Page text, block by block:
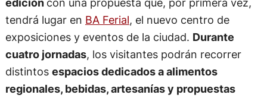
tendrá lugar en BA Ferial, el nuevo centro de
exposiciones y eventos de la ciudad. Durante
cuatro jornadas, los visitantes podrán recorrer
distintos espacios dedicados a alimentos
regionales, bebidas, artesanías y propuestas